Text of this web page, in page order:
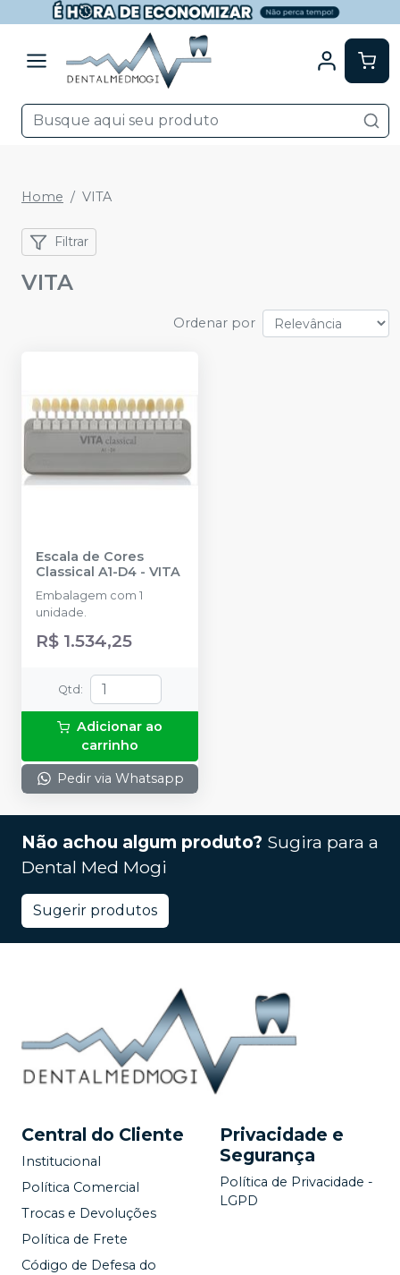
Home VITA
Filtrar
VITA
Ordenar por
Escala de Cores
Classical A1-D4 - VITA
Embalagem com 1
unidade.
R$ 1.534,25
Qtd :
Adicionar ao
carrinho
Pedir via Whatsapp
Não achou algum produto? Sugira para a
Dental Med Mogi
Sugerir produtos
Central do Cliente
Institucional
Política Comercial
Trocas e Devoluções
Política de Frete
Código de Defesa do
Privacidade e
Segurança
Política de Privacidade -
LGPD